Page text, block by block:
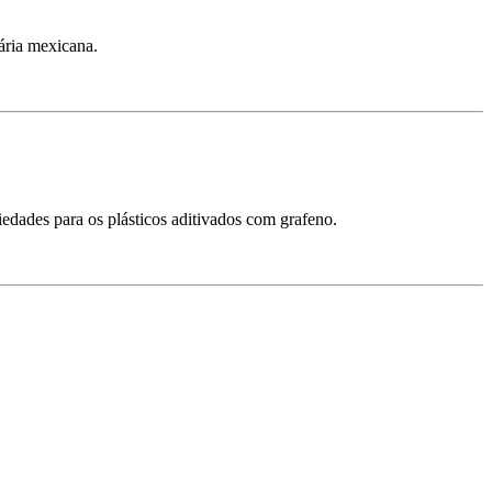
mexicana.
para os plásticos aditivados com grafeno.